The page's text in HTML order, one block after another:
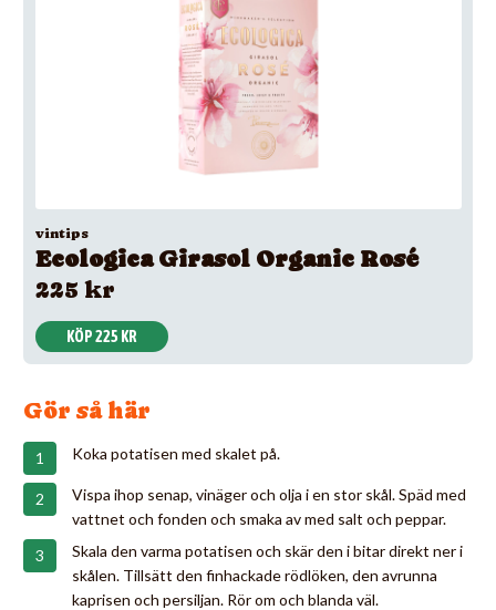
vintips
Ecologica Girasol Organic Rosé
225 kr
KÖP 225 KR
Gör så här
Koka potatisen med skalet på.
Vispa ihop senap, vinäger och olja i en stor skål. Späd med
vattnet och fonden och smaka av med salt och peppar.
Skala den varma potatisen och skär den i bitar direkt ner i
skålen. Tillsätt den finhackade rödlöken, den avrunna
kaprisen och persiljan. Rör om och blanda väl.